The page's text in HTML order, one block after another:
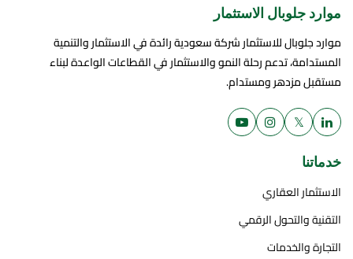
موارد جلوبال الاستثمار
موارد جلوبال للاستثمار شركة سعودية رائدة في الاستثمار والتنمية
المستدامة، تدعم رحلة النمو والاستثمار في القطاعات الواعدة لبناء
مستقبل مزدهر ومستدام.
𝕏
خدماتنا
الاستثمار العقاري
التقنية والتحول الرقمي
التجارة والخدمات